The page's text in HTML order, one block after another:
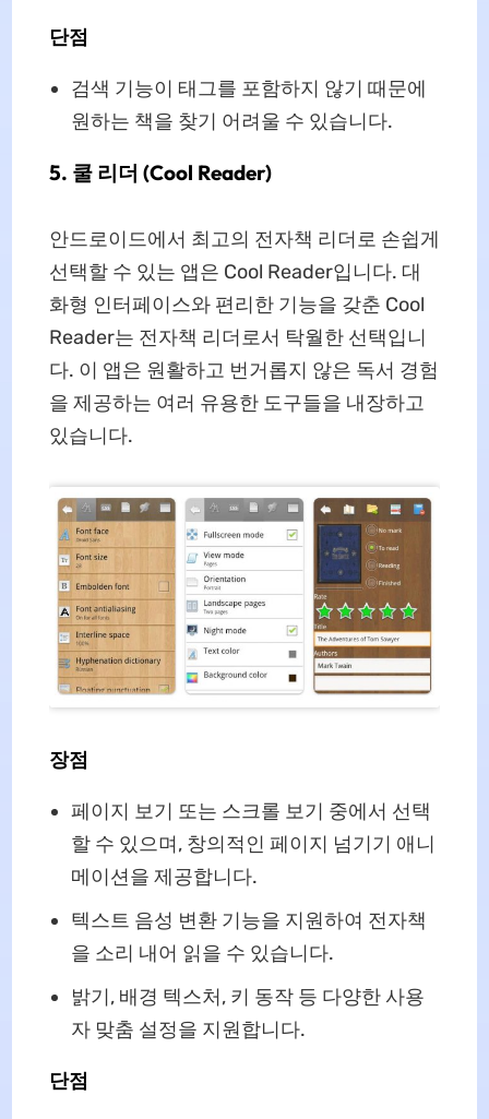
단점
검색 기능이 태그를 포함하지 않기 때문에
원하는 책을 찾기 어려울 수 있습니다.
5. 쿨 리더 (Cool Reader)
안드로이드에서 최고의 전자책 리더로 손쉽게
선택할 수 있는 앱은 Cool Reader입니다. 대
화형 인터페이스와 편리한 기능을 갖춘 Cool
Reader는 전자책 리더로서 탁월한 선택입니
다. 이 앱은 원활하고 번거롭지 않은 독서 경험
을 제공하는 여러 유용한 도구들을 내장하고
있습니다.
장점
페이지 보기 또는 스크롤 보기 중에서 선택
할 수 있으며, 창의적인 페이지 넘기기 애니
메이션을 제공합니다.
텍스트 음성 변환 기능을 지원하여 전자책
을 소리 내어 읽을 수 있습니다.
밝기, 배경 텍스처, 키 동작 등 다양한 사용
자 맞춤 설정을 지원합니다.
단점